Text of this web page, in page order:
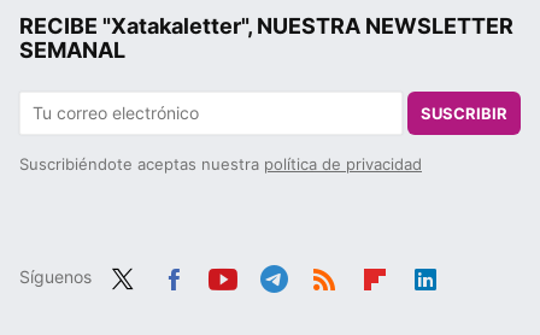
RECIBE "Xatakaletter", NUESTRA NEWSLETTER
SEMANAL
SUSCRIBIR
Suscribiéndote aceptas nuestra política de privacidad
Síguenos